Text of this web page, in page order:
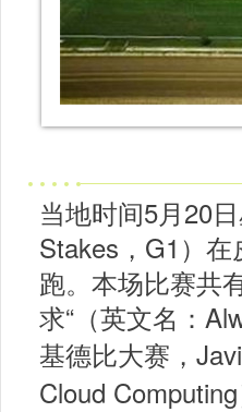
当地时间5月20
Stakes，G1）
跑。本场比赛共
求“（英文名：
基德比大赛，
Cloud Computing